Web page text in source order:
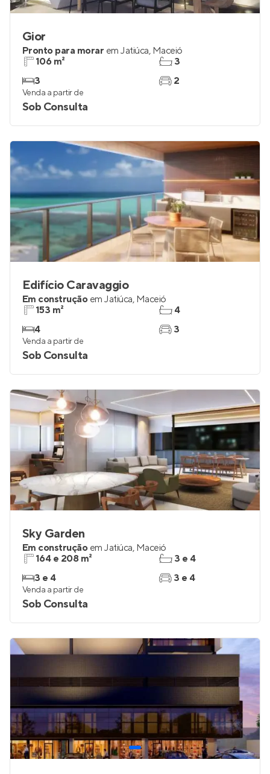
Gior
Pronto para morar em Jatiúca, Maceió
106 m²
3
3
2
Venda a partir de
Sob Consulta
Edifício Caravaggio
Em construção em Jatiúca, Maceió
153 m²
4
4
3
Venda a partir de
Sob Consulta
Sky Garden
Em construção em Jatiúca, Maceió
164 e 208 m²
3 e 4
3 e 4
3 e 4
Venda a partir de
Sob Consulta